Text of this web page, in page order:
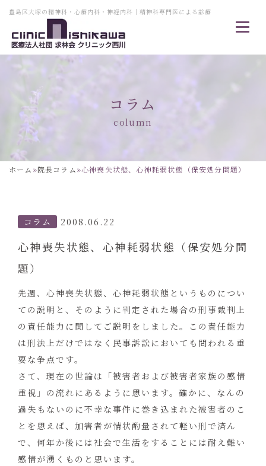
豊島区大塚の精神科・心療内科・神経内科｜精神科専門医による診療
コラム
column
ホーム »院長コラム»心神喪失状態、心神耗弱状態（保安処分問題）
コラム 2008.06.22
心神喪失状態、心神耗弱状態（保安処分問
題）
先週、心神喪失状態、心神耗弱状態というものについ
ての説明と、そのように判定された場合の刑事裁判上
の責任能力に関してご説明をしました。この責任能力
は刑法上だけではなく民事訴訟においても問われる重
要な争点です。
さて、現在の世論は「被害者および被害者家族の感情
重視」の流れにあるように思います。確かに、なんの
過失もないのに不幸な事件に巻き込まれた被害者のこ
とを思えば、加害者が情状酌量されて軽い刑で済ん
で、何年か後には社会で生活をすることには耐え難い
感情が湧くものと思います。